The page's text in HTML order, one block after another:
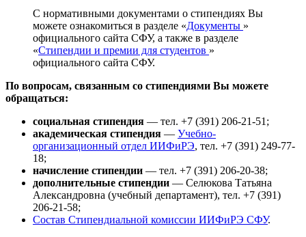
С нормативными документами о стипендиях Вы
можете ознакомиться в разделе «Документы »
официального сайта СФУ, а также в разделе
«Стипендии и премии для студентов »
официального сайта СФУ.
По вопросам, связанным со стипендиями Вы можете
обращаться:
социальная стипендия — тел. +7 (391) 206-21-51;
академическая стипендия — Учебно-
организационный отдел ИИФиРЭ, тел. +7 (391) 249-77-
18;
начисление стипендии — тел. +7 (391) 206-20-38;
дополнительные стипендии — Селюкова Татьяна
Александровна (учебный департамент), тел. +7 (391)
206-21-58;
Состав Стипендиальной комиссии ИИФиРЭ СФУ.